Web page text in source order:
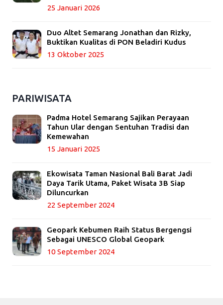
25 Januari 2026
Duo Altet Semarang Jonathan dan Rizky,
Buktikan Kualitas di PON Beladiri Kudus
13 Oktober 2025
PARIWISATA
Padma Hotel Semarang Sajikan Perayaan
Tahun Ular dengan Sentuhan Tradisi dan
Kemewahan
15 Januari 2025
Ekowisata Taman Nasional Bali Barat Jadi
Daya Tarik Utama, Paket Wisata 3B Siap
Diluncurkan
22 September 2024
Geopark Kebumen Raih Status Bergengsi
Sebagai UNESCO Global Geopark
10 September 2024